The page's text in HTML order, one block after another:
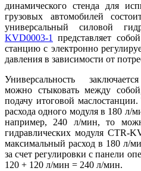
динамического стенда для
грузовых автомобилей
универсальный силовой
KVD0003-1
представляет
станцию с электронно
давления в зависимости от
Универсальность
можно стыковать между
подачу итоговой
расхода одного модуля в 180 л/
например, 240 л/мин, то
гидравлических модуля CTR-
максимальный расход в 180 л/
за счет регулировки с панели
120 + 120 л/мин = 240 л/мин.